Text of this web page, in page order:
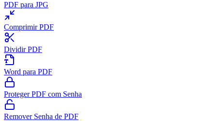
PDF para JPG
Comprimir PDF
Dividir PDF
Word para PDF
Proteger PDF com Senha
Remover Senha de PDF